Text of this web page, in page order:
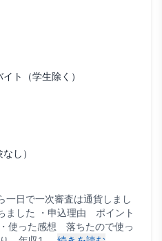
ト（学生除く）
し）
日で一次審査は通貨しまし
ました ・申込理由 ポイント
使った感想 落ちたので使っ